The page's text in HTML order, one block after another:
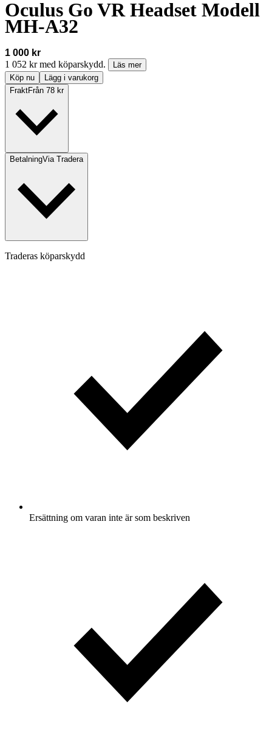
Oculus Go VR Headset Modell
MH-A32
1 000 kr
1 052 kr med köparskydd.
Läs mer
Köp nu
Lägg i varukorg
FraktFrån 78 kr
BetalningVia Tradera
Traderas köparskydd
Ersättning om varan inte är som beskriven